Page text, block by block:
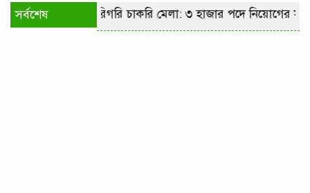
সর্বশেষ কারিগরি চাকরি মেলা: ৩ হাজার পদে নিয়োগের সুযোগে